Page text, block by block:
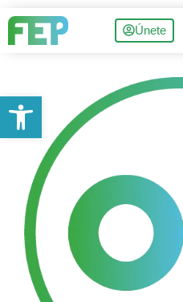
Únete
Abrir barra de herramientas